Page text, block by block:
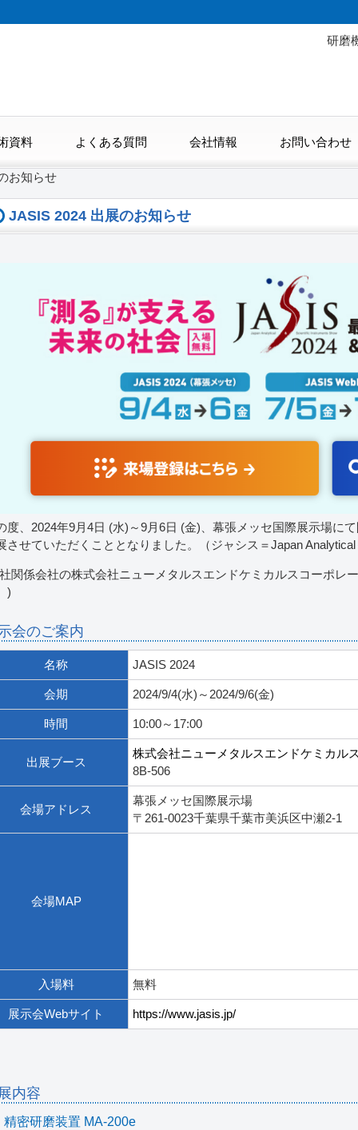
研磨
資料 よくある質問 会社情報 お問い合わせ
お知らせ
JASIS 2024 出展のお知らせ
度、2024年9月4日 (水)～9月6日 (金)、幕張メッセ国際展示場に
させていただくこととなりました。（ジャシス＝Japan Analytical
関係会社の株式会社ニューメタルスエンドケミカルスコーポレ
)
会のご案内
名称 JASIS 2024
会期 2024/9/4(水)～2024/9/6(金)
時間 10:00～17:00
出展ブース
株式会社ニューメタルスエンドケミカル
8B-506
会場アドレス
幕張メッセ国際展示場
〒261-0023千葉県千葉市美浜区中瀬2-1
会場MAP
入場料 無料
展示会Webサイト https://www.jasis.jp/
内容
精密研磨装置 MA-200e